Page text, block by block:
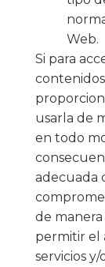
Web.
Si para
usarla de
en todo
adecuada
de
permitir el
servicios